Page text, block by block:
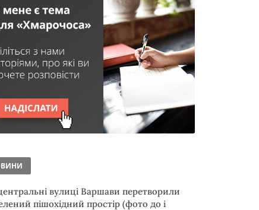
вулиці Варшави перетворили
пішохідний простір (фото до і